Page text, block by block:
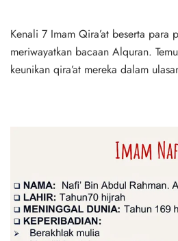
Kenali 7 Imam Qira’at beserta para
meriwayatkan bacaan Alquran.
keunikan qira’at mereka dalam